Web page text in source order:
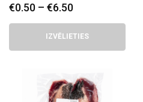
€0.50 – €6.50
range:
€0.50
through
IZVĒLIETIES